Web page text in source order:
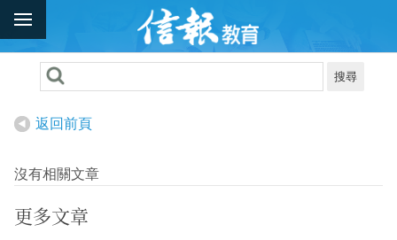
搜尋
返回前頁
沒有相關文章
更多文章